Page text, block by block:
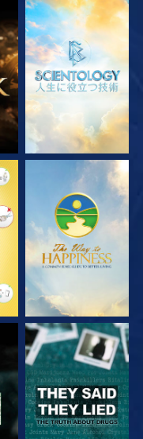
シリーズを探求
観る
観る